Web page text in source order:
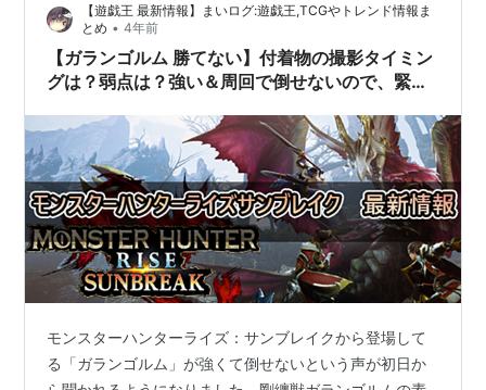
が、ちょうどスラムダンクがブームになっていた影響で
バスケ部が不…
【遊戯王 最新情報】まいログ:遊戯王,TCGやトレンド情報ま
とめ • 4年前
【ガランゴルム 勝てない】付着物の撮影タイミン
グは？弱点は？強い＆周回で倒せないので、緊急
モンスターハンターライズ：サンブレイクから登場して
る「ガランゴルム」が強くて倒せないという声が初日か